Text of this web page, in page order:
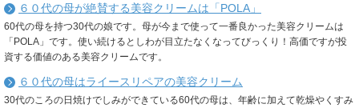
６０代の母が絶賛する美容クリームは「POLA」
60代の母を持つ30代の娘です。母が今まで使って一番良かった美容クリームは
「POLA」です。使い続けるとしわが目立たなくなってびっくり！高価ですが投
資する価値のある美容クリームです。
６０代の母はライースリペアの美容クリーム
30代のころの日焼けでしみができている60代の母は、年齢に加えて乾燥やくすみ